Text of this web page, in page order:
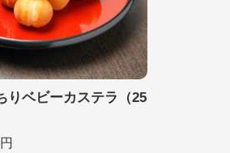
りベビーカステラ（25